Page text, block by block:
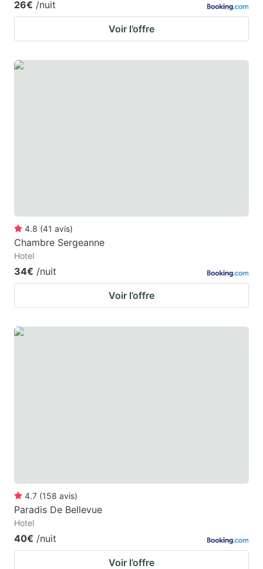
26€ /nuit
Voir l’offre
4.8 (41 avis)
Chambre Sergeanne
Hotel
34€ /nuit
Voir l’offre
4.7 (158 avis)
Paradis De Bellevue
Hotel
40€ /nuit
Voir l’offre